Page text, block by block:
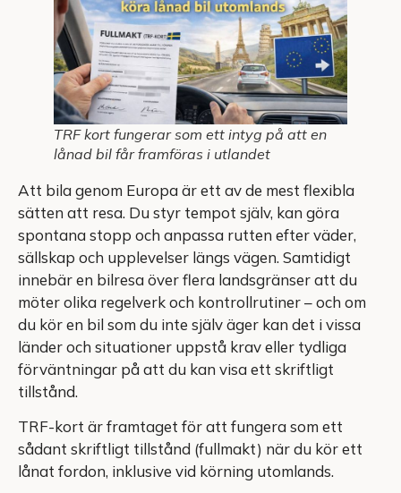
TRF kort fungerar som ett intyg på att en
lånad bil får framföras i utlandet
Att bila genom Europa är ett av de mest flexibla
sätten att resa. Du styr tempot själv, kan göra
spontana stopp och anpassa rutten efter väder,
sällskap och upplevelser längs vägen. Samtidigt
innebär en bilresa över flera landsgränser att du
möter olika regelverk och kontrollrutiner – och om
du kör en bil som du inte själv äger kan det i vissa
länder och situationer uppstå krav eller tydliga
förväntningar på att du kan visa ett skriftligt
tillstånd.
TRF-kort är framtaget för att fungera som ett
sådant skriftligt tillstånd (fullmakt) när du kör ett
lånat fordon, inklusive vid körning utomlands.